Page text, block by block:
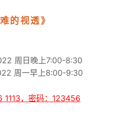
的视透》
周日 晚上7:00-8:30
周一早上8:00-9:30
，密码：123456